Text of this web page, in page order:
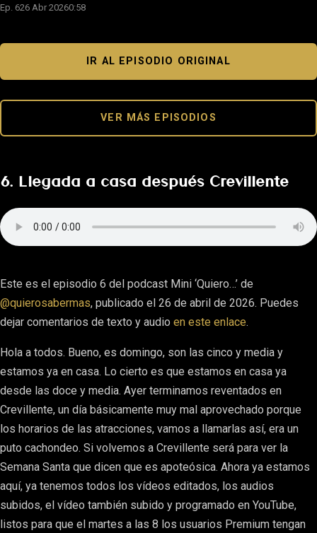
Ep. 626 Abr 20260:58
IR AL EPISODIO ORIGINAL
VER MÁS EPISODIOS
6. Llegada a casa después Crevillente
Este es el episodio 6 del podcast Mini ‘Quiero…’ de
@quierosabermas, publicado el 26 de abril de 2026. Puedes
dejar comentarios de texto y audio en este enlace.
Hola a todos. Bueno, es domingo, son las cinco y media y
estamos ya en casa. Lo cierto es que estamos en casa ya
desde las doce y media. Ayer terminamos reventados en
Crevillente, un día básicamente muy mal aprovechado porque
los horarios de las atracciones, vamos a llamarlas así, era un
puto cachondeo. Si volvemos a Crevillente será para ver la
Semana Santa que dicen que es apoteósica. Ahora ya estamos
aquí, ya tenemos todos los vídeos editados, los audios
subidos, el vídeo también subido y programado en YouTube,
listos para que el martes a las 8 los usuarios Premium tengan